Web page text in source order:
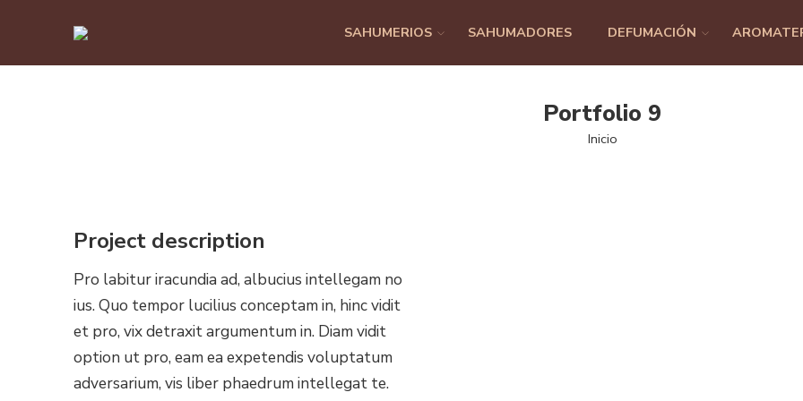
SAHUMERIOS SAHUMADORES DEFUMACIÓN
Portfolio 9
Inicio
Project description
Pro labitur iracundia ad, albucius intellegam no
ius. Quo tempor lucilius conceptam in, hinc vidit
et pro, vix detraxit argumentum in. Diam vidit
option ut pro, eam ea expetendis voluptatum
adversarium, vis liber phaedrum intellegat te.